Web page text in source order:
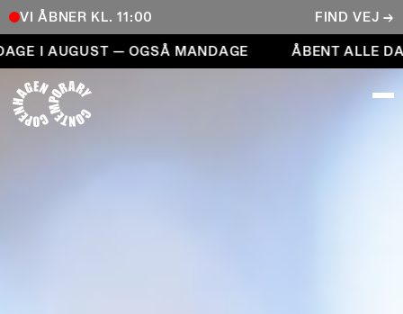
VI ÅBNER KL. 11:00 FIND VEJ →
Åbent alle dage i august — også mandage
I AUGUST — OGSÅ MANDAGE ÅBENT ALLE